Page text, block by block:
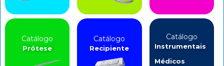
Catálogo
Prótese
Catálogo
Recipiente
Catálogo
Instrumentais
Médicos